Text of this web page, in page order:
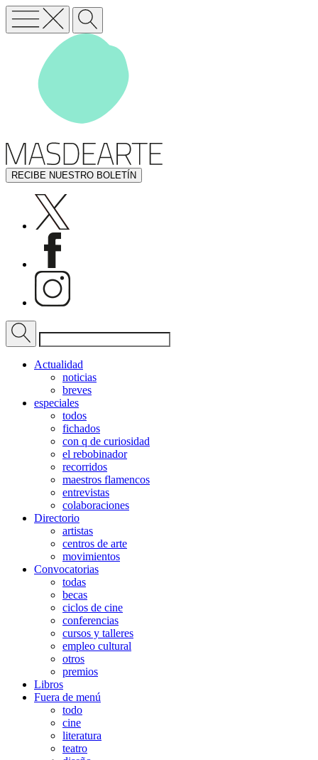
RECIBE NUESTRO BOLETÍN
Actualidad
noticias
breves
especiales
todos
fichados
con q de curiosidad
el rebobinador
recorridos
maestros flamencos
entrevistas
colaboraciones
Directorio
artistas
centros de arte
movimientos
Convocatorias
todas
becas
ciclos de cine
conferencias
cursos y talleres
empleo cultural
otros
premios
Libros
Fuera de menú
todo
cine
literatura
teatro